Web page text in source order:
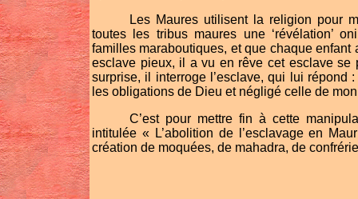
Les Maures utilisent la religion pour
toutes les tribus maures une ‘révélation’
familles maraboutiques, et que chaque enfant
esclave pieux, il a vu en rêve cet esclave se
surprise, il interroge l’esclave, qui lui répond
les obligations de Dieu et négligé celle de
C’est pour mettre fin à cette
intitulée « L’abolition de l’esclavage en
création de moquées, de mahadra, de